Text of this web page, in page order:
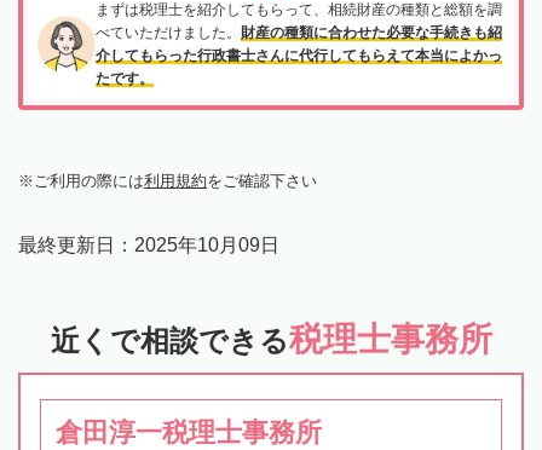
まずは税理士を紹介してもらって、相続財産の種類と総額を調
べていただけました。 財産の種類に合わせた必要な手続きも紹
介してもらった行政書士さんに代行してもらえて本当によかっ
たです。
ご利用の際には利用規約をご確認下さい
最終更新日： 2025年10月09日
近くで相談できる税理士事務所
倉田淳一税理士事務所